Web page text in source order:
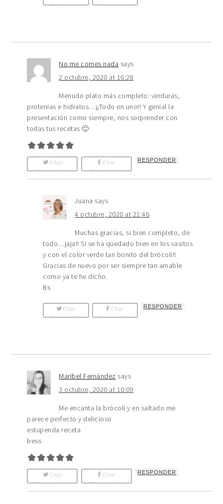
Comentario
Comentario
No me comes nada says
2 octubre, 2020 at 16:28
Menudo plato más completo: verduras,
protenias e hidratos…¡¡Todo en uno!! Y genial la
presentación como siempre, nos sorprender con
todas tus recetas 🙂
Citar
Comentario
Citar
Comentario
RESPONDER
Juana says
4 octubre, 2020 at 21:46
Muchas gracias, si bien completo, de
todo…jaja!! Si se ha quedado bien en los vasitos
y con el color verde tan bonito del brócoli!!
Gracias de nuevo por ser siempre tan amable
como ya te he dicho.
Bs
Citar
Comentario
Citar
Comentario
RESPONDER
Maribel Fernández says
3 octubre, 2020 at 10:09
Me encanta la brócoli y en saltado me
parece perfecto y delicioso
estupenda receta
bess
Citar
Comentario
Citar
Comentario
RESPONDER